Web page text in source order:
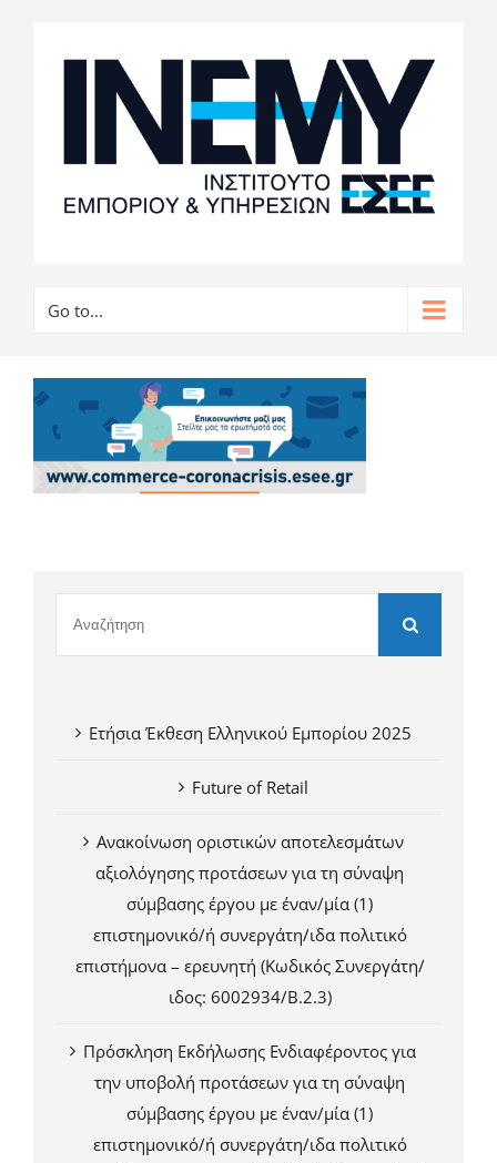
Go to...
Ετήσια Έκθεση Ελληνικού Εμπορίου 2025
Future of Retail
Ανακοίνωση οριστικών αποτελεσμάτων
αξιολόγησης προτάσεων για τη σύναψη
σύμβασης έργου με έναν/μία (1)
επιστημονικό/ή συνεργάτη/ιδα πολιτικό
επιστήμονα – ερευνητή (Κωδικός Συνεργάτη/
ιδος: 6002934/Β.2.3)
Πρόσκληση Εκδήλωσης Ενδιαφέροντος για
την υποβολή προτάσεων για τη σύναψη
σύμβασης έργου με έναν/μία (1)
επιστημονικό/ή συνεργάτη/ιδα πολιτικό